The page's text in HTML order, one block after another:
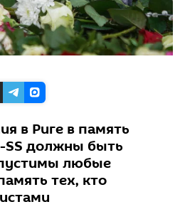
в Риге в память
SS должны быть
любые
тех, кто